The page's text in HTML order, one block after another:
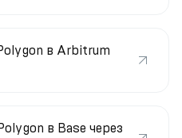
в Arbitrum
в Base через